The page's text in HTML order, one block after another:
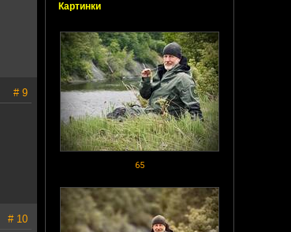
Картинки
65
# 9
# 10